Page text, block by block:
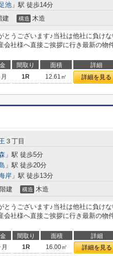
池 」駅 徒歩14分
建 構造 木造
とうございます♪当社は他社に負け
会社様へ直接ご挨拶に行き最新の物
間取り 面積 詳細
1R 12.61㎡ 詳細を見る
３丁目
」駅 徒歩5分
」駅 徒歩20分
岸 」駅 徒歩13分
建 構造 木造
とうございます♪当社は他社に負け
会社様へ直接ご挨拶に行き最新の物
間取り 面積 詳細
1R 16.00㎡ 詳細を見る